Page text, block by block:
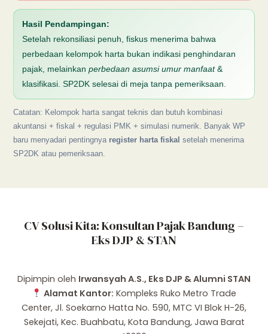
Hasil Pendampingan:
Setelah rekonsiliasi penuh, fiskus menerima bahwa
perbedaan kelompok harta bukan indikasi penghindaran
pajak, melainkan perbedaan asumsi umur manfaat&
klasifikasi. SP2DK selesai di meja tanpa pemeriksaan.
Catatan: Kelompok harta sangat teknis dan butuh kombinasi
akuntansi + fiskal + regulasi PMK + simulasi numerik. Banyak WP
baru menyadari pentingnya register harta fiskal setelah menerima
SP2DK atau pemeriksaan.
CV Solusi Kita: Konsultan Pajak Bandung –
Eks DJP & STAN
Dipimpin oleh Irwansyah A.S., Eks DJP & Alumni STAN
Alamat Kantor: Kompleks Ruko Metro Trade
Center, Jl. Soekarno Hatta No. 590, MTC VI Blok H-26,
Sekejati, Kec. Buahbatu, Kota Bandung, Jawa Barat